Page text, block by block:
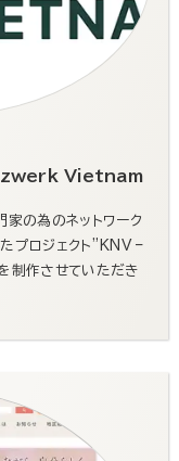
Vietnam
の為のネットワーク
プロジェクト”KNV –
作させていただき